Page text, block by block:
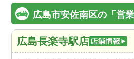
広島市安佐南区の「営
広島長楽寺駅店